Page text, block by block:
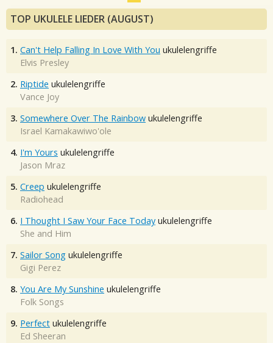
TOP UKULELE LIEDER (AUGUST)
1. Can't Help Falling In Love With You ukulelengriffe
Elvis Presley
2. Riptide ukulelengriffe
Vance Joy
3. Somewhere Over The Rainbow ukulelengriffe
Israel Kamakawiwo'ole
4. I'm Yours ukulelengriffe
Jason Mraz
5. Creep ukulelengriffe
Radiohead
6. I Thought I Saw Your Face Today ukulelengriffe
She and Him
7. Sailor Song ukulelengriffe
Gigi Perez
8. You Are My Sunshine ukulelengriffe
Folk Songs
9. Perfect ukulelengriffe
Ed Sheeran